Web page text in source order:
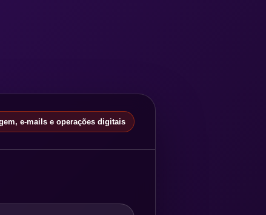
e-mails e operações digitais